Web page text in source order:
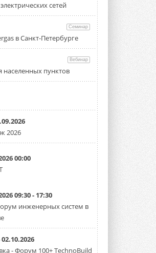
укрепляет
за Уралом
Омского землячества в
Тимошенко посетил
рабочим визитом ...
чиллер AquaEdge
на хладагенте R1234ze ...
расширяет
систем
Electric создаёт в США новую
MEHITS US Inc. ...
использование
инверторов
2026 года Федеральная
по связи США (FCC) обновила
перечень Covered ...
сетей
Семинар
в Санкт-Петербурге
Вебинар
пунктов
2026
00:00
09:30 - 17:30
инженерных систем в
02.10.2026
- Форум 100+ TechnoBuild